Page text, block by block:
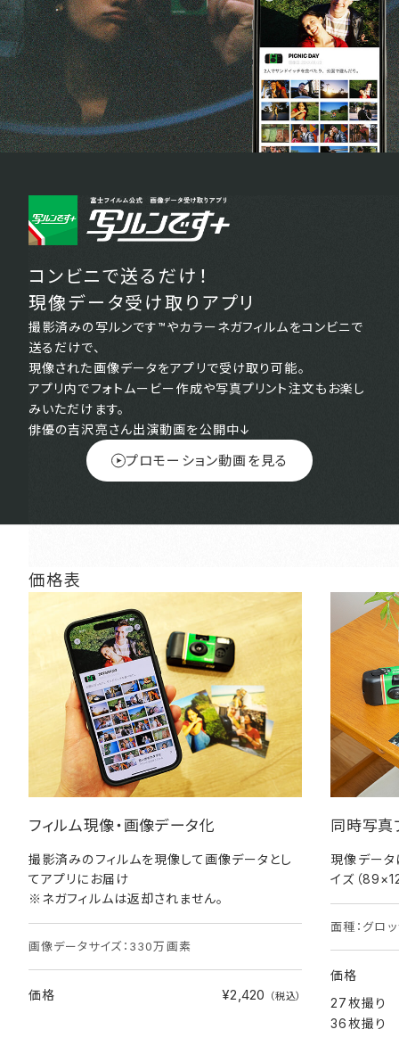
コンビニで送るだけ！
現像データ受け取りアプリ
撮影済みの写ルンです™やカラーネガフィルムをコンビニで
送るだけで、
現像された画像データをアプリで受け取り可能。
アプリ内でフォトムービー作成や写真プリント注文もお楽し
みいただけます。
俳優の吉沢亮さん出演動画を公開中↓
プロモーション動画を見る
価格表
フィルム現像・画像データ化
撮影済みのフィルムを現像して画像データとし
てアプリにお届け
※ネガフィルムは返却されません。
画像データサイズ：330万画素
価格 ¥2,420 （税込）
同時写真
現像データ
イズ（
面種：グロッ
価格
27枚撮り
36枚撮り